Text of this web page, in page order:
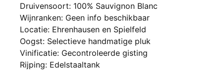
Druivensoort: 100% Sauvignon Blanc
Wijnranken: Geen info beschikbaar
Locatie: Ehrenhausen en Spielfeld
Oogst: Selectieve handmatige pluk
Vinificatie: Gecontroleerde gisting
Rijping: Edelstaaltank